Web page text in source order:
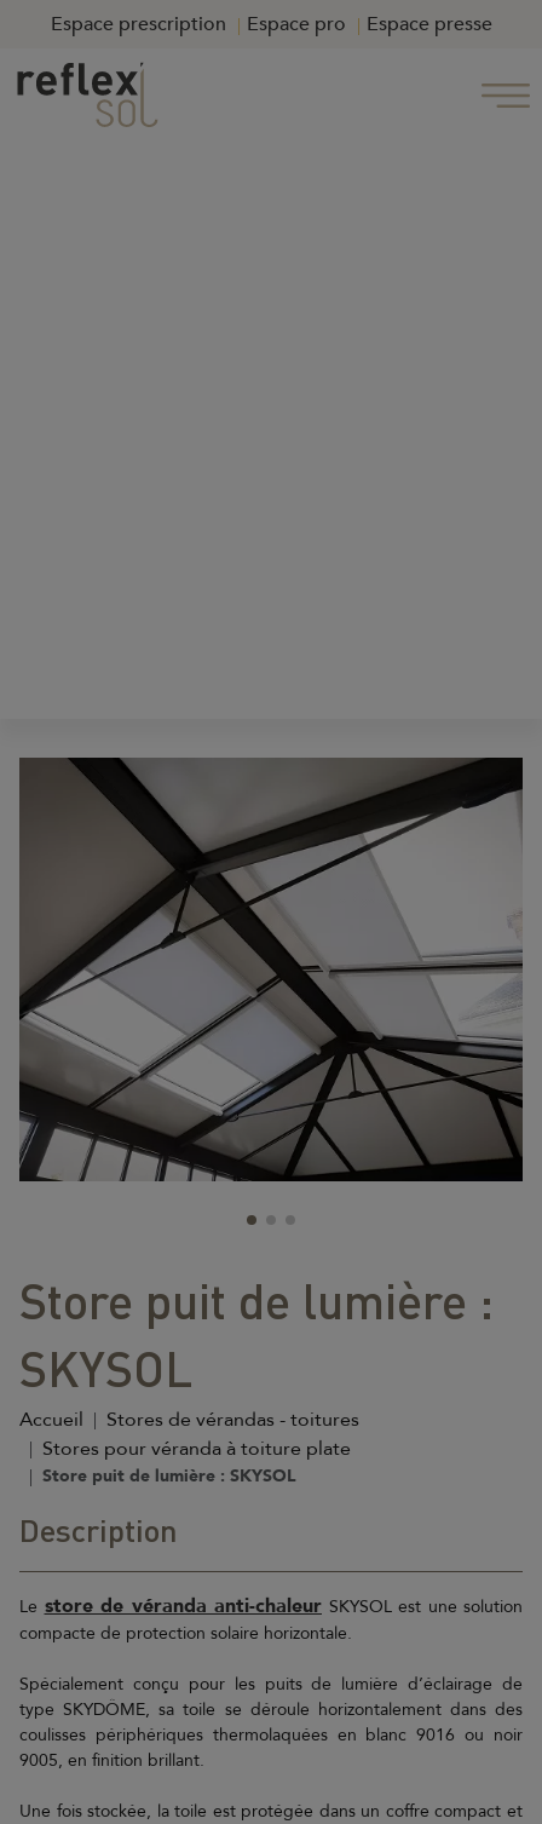
Espace prescription Espace pro Espace presse
Store puit de lumière :
SKYSOL
Accueil
Stores de vérandas - toitures
Stores pour véranda à toiture plate
Store puit de lumière : SKYSOL
Description
Le store de véranda anti-chaleur SKYSOL est une solution
compacte de protection solaire horizontale.
Spécialement conçu pour les puits de lumière d’éclairage de
type SKYDÔME, sa toile se déroule horizontalement dans des
coulisses périphériques thermolaquées en blanc 9016 ou noir
9005, en finition brillant.
Une fois stockée, la toile est protégée dans un coffre compact et